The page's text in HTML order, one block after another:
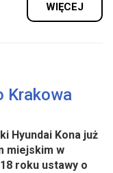
WIĘCEJ
Krakowa
Hyundai Kona już
miejskim w
roku ustawy o